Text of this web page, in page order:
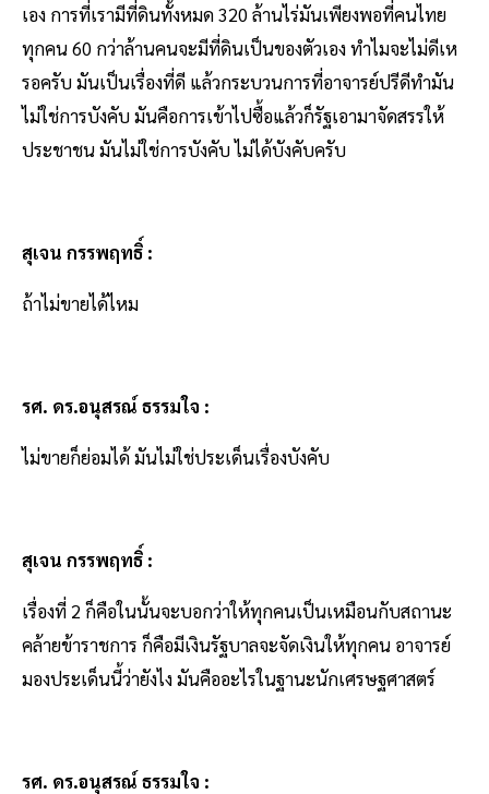
เอง การที่เรามีที่ดินทั้งหมด 320 ล้านไร่มันเพียงพอที่คนไทย
ทุกคน 60 กว่าล้านคนจะมีที่ดินเป็นของตัวเอง ทำไมจะไม่ดีเห
รอครับ มันเป็นเรื่องที่ดี แล้วกระบวนการที่อาจารย์ปรีดีทำมัน
ไม่ใช่การบังคับ มันคือการเข้าไปซื้อแล้วก็รัฐเอามาจัดสรรให้
ประชาชน มันไม่ใช่การบังคับ ไม่ได้บังคับครับ
สุเจน กรรพฤทธิ์ :
ถ้าไม่ขายได้ไหม
รศ. ดร.อนุสรณ์ ธรรมใจ :
ไม่ขายก็ย่อมได้ มันไม่ใช่ประเด็นเรื่องบังคับ
สุเจน กรรพฤทธิ์ :
เรื่องที่ 2 ก็คือในนั้นจะบอกว่าให้ทุกคนเป็นเหมือนกับสถานะ
คล้ายข้าราชการ ก็คือมีเงินรัฐบาลจะจัดเงินให้ทุกคน อาจารย์
มองประเด็นนี้ว่ายังไง มันคืออะไรในฐานะนักเศรษฐศาสตร์
รศ. ดร.อนุสรณ์ ธรรมใจ :